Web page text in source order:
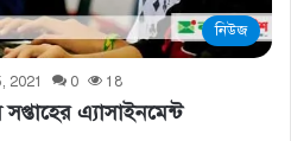
নিউজ
2021 0 18
এ্যাসাইনমেন্ট